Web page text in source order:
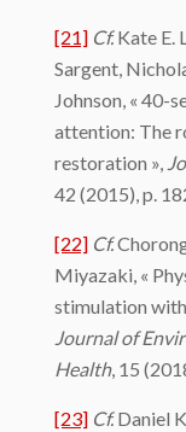
[21] Cf.Kate E.
Sargent,
Johnson, « 40-
attention: The
restoration »,
42 (2015), p.
[22] Cf.
Miyazaki, «
stimulation
Journal of
Health, 15
[23] Cf.Daniel